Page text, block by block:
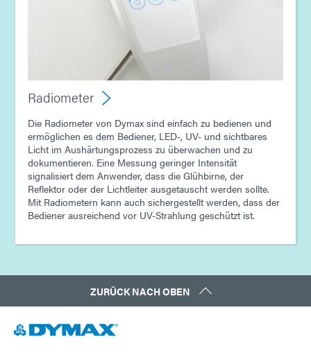
Radiometer
Die Radiometer von Dymax sind einfach zu bedienen und
ermöglichen es dem Bediener, LED-, UV- und sichtbares
Licht im Aushärtungsprozess zu überwachen und zu
dokumentieren. Eine Messung geringer Intensität
signalisiert dem Anwender, dass die Glühbirne, der
Reflektor oder der Lichtleiter ausgetauscht werden sollte.
Mit Radiometern kann auch sichergestellt werden, dass der
Bediener ausreichend vor UV-Strahlung geschützt ist.
ZURÜCK NACH OBEN